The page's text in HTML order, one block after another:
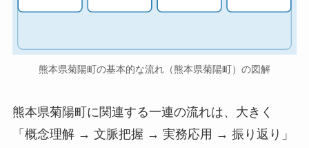
熊本県菊陽町の基本的な流れ（熊本県菊陽町）の図解
熊本県菊陽町に関連する一連の流れは、大きく
「概念理解 → 文脈把握 → 実務応用 → 振り返り」